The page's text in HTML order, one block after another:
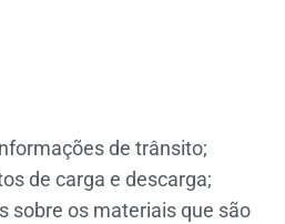
de trânsito;
de carga e descarga;
sobre os materiais que são